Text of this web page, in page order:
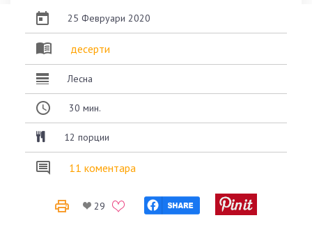
25 Февруари 2020
десерти
Лесна
30 мин.
12 порции
11 коментара
29